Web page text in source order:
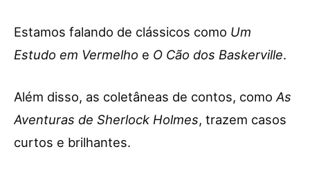
Estamos falando de clássicos como Um
Estudo em Vermelho e O Cão dos Baskerville.
Além disso, as coletâneas de contos, como As
Aventuras de Sherlock Holmes, trazem casos
curtos e brilhantes.